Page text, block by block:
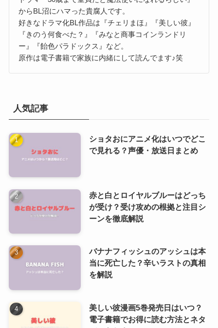
からBL沼にハマった貴腐人です。
好きなドラマ化BL作品は『チェリまほ』『美しい彼』
『きのう何食べた？』『みなと商事コインランドリ
ー』『飴色パラドックス』など。
原作は電子書籍で家族に内緒にして読んでます♪笑
人気記事
ショタおにアニメ化はいつでどこ
で見れる？声優・放送日まとめ
赤と白とロイヤルブルーはどっち
が受け？受け攻めの根拠と注目シ
ーンを徹底解説
バナナフィッシュのアッシュは本
当に死亡した？辛いラストの真相
を解説
美しい彼漫画5巻発売日はいつ？
電子書籍でお得に読む方法とネタ